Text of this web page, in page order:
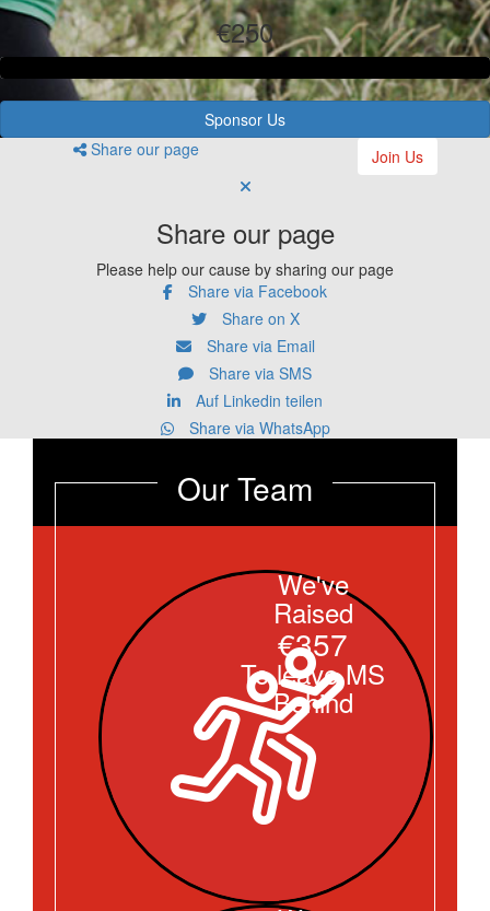
€250
Sponsor Us
Share our page
Join Us
Share our page
Please help our cause by sharing our page
Share via Facebook
Share on X
Share via Email
Share via SMS
Auf Linkedin teilen
Share via WhatsApp
Our Team
We've
Raised
€357
To leave MS
Behind